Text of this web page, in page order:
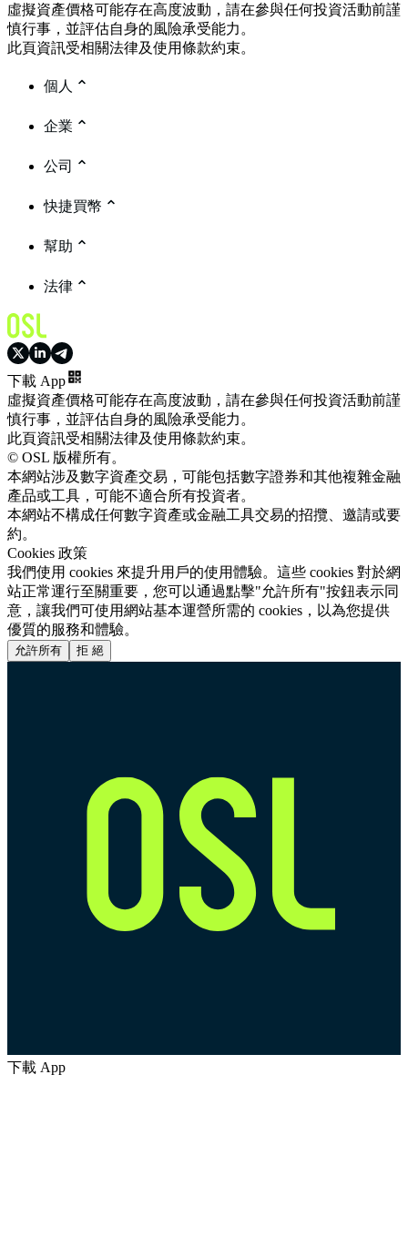
虛擬資產價格可能存在高度波動，請在參與任何投資活動前謹
慎行事，並評估自身的風險承受能力。
此頁資訊受相關法律及使用條款約束。
個人
企業
公司
快捷買幣
幫助
法律
下載 App
虛擬資產價格可能存在高度波動，請在參與任何投資活動前謹
慎行事，並評估自身的風險承受能力。
此頁資訊受相關法律及使用條款約束。
© OSL 版權所有。
本網站涉及數字資產交易，可能包括數字證券和其他複雜金融
產品或工具，可能不適合所有投資者。
本網站不構成任何數字資產或金融工具交易的招攬、邀請或要
約。
Cookies 政策
我們使用 cookies 來提升用戶的使用體驗。這些 cookies 對於網
站正常運行至關重要，您可以通過點擊"允許所有"按鈕表示同
意，讓我們可使用網站基本運營所需的 cookies，以為您提供
優質的服務和體驗。
允許所有 拒 絕
下載 App